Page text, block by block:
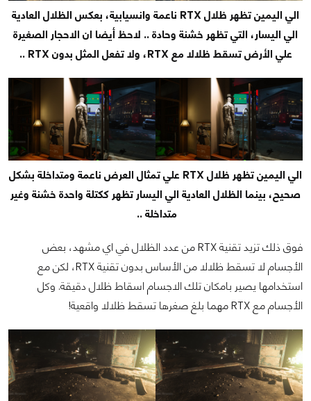
الي اليمين تظهر ظلال RTX ناعمة وانسيابية، بعكس الظلال العادية
الي اليسار، التي تظهر خشنة وحادة .. لاحظ أيضا ان الاحجار الصغيرة
علي الأرض تسقط ظلالا مع RTX، ولا تفعل المثل بدون RTX ..
الي اليمين تظهر ظلال RTX علي تمثال العرض ناعمة ومتداخلة بشكل
صحيح، بينما الظلال العادية الي اليسار تظهر ككتلة واحدة خشنة وغير
متداخلة ..
فوق ذلك تزيد تقنية RTX من عدد الظلال في اي مشهد، بعض
الأجسام لا تسقط ظلالا من الأساس بدون تقنية RTX، لكن مع
استخدامها يصير بامكان تلك الاجسام اسقاط ظلال دقيقة. وكل
الأجسام مع RTX مهما بلغ صغرها تسقط ظلالا واقعية!